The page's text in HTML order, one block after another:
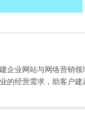
企业网站与网络营销领
的经营需求，助客户